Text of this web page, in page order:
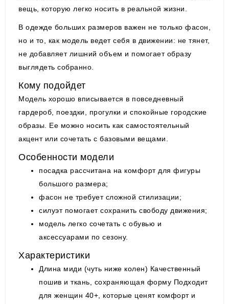
вещь, которую легко носить в реальной жизни.
В одежде больших размеров важен не только фасон,
но и то, как модель ведет себя в движении: не тянет,
не добавляет лишний объем и помогает образу
выглядеть собранно.
Кому подойдет
Модель хорошо вписывается в повседневный
гардероб, поездки, прогулки и спокойные городские
образы. Ее можно носить как самостоятельный
акцент или сочетать с базовыми вещами.
Особенности модели
посадка рассчитана на комфорт для фигуры
большого размера;
фасон не требует сложной стилизации;
силуэт помогает сохранить свободу движения;
модель легко сочетать с обувью и
аксессуарами по сезону.
Характеристики
Длина миди (чуть ниже колен) Качественный
пошив и ткань, сохраняющая форму Подходит
для женщин 40+, которые ценят комфорт и